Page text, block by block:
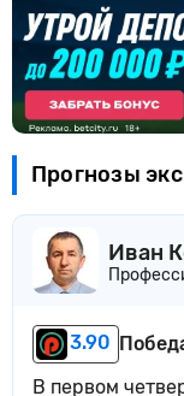
Прогнозы
Иван
3.90
В первом